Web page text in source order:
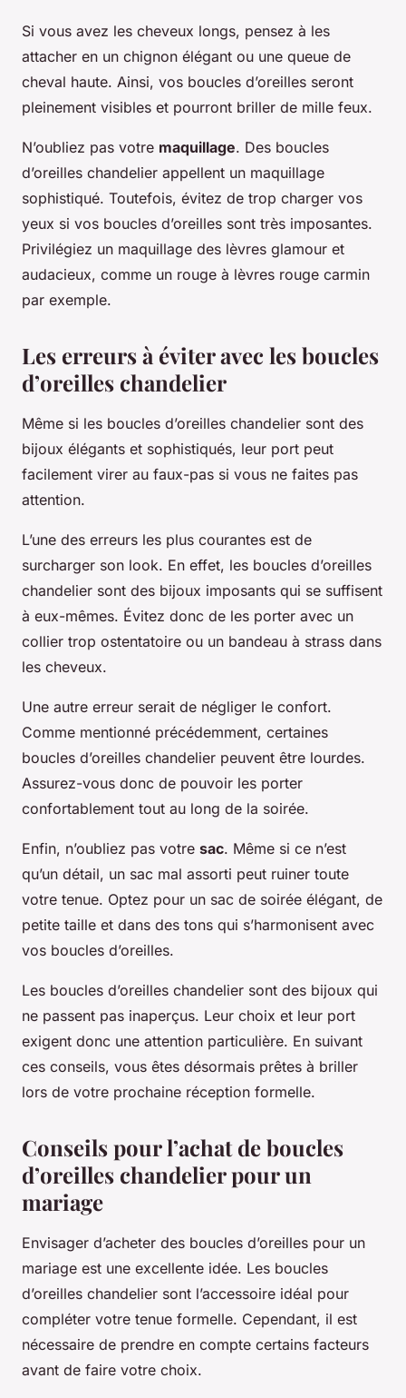
Si vous avez les cheveux longs, pensez à les
attacher en un chignon élégant ou une queue de
cheval haute. Ainsi, vos boucles d’oreilles seront
pleinement visibles et pourront briller de mille feux.
N’oubliez pas votre maquillage. Des boucles
d’oreilles chandelier appellent un maquillage
sophistiqué. Toutefois, évitez de trop charger vos
yeux si vos boucles d’oreilles sont très imposantes.
Privilégiez un maquillage des lèvres glamour et
audacieux, comme un rouge à lèvres rouge carmin
par exemple.
Les erreurs à éviter avec les boucles
d’oreilles chandelier
Même si les boucles d’oreilles chandelier sont des
bijoux élégants et sophistiqués, leur port peut
facilement virer au faux-pas si vous ne faites pas
attention.
L’une des erreurs les plus courantes est de
surcharger son look. En effet, les boucles d’oreilles
chandelier sont des bijoux imposants qui se suffisent
à eux-mêmes. Évitez donc de les porter avec un
collier trop ostentatoire ou un bandeau à strass dans
les cheveux.
Une autre erreur serait de négliger le confort.
Comme mentionné précédemment, certaines
boucles d’oreilles chandelier peuvent être lourdes.
Assurez-vous donc de pouvoir les porter
confortablement tout au long de la soirée.
Enfin, n’oubliez pas votre sac. Même si ce n’est
qu’un détail, un sac mal assorti peut ruiner toute
votre tenue. Optez pour un sac de soirée élégant, de
petite taille et dans des tons qui s’harmonisent avec
vos boucles d’oreilles.
Les boucles d’oreilles chandelier sont des bijoux qui
ne passent pas inaperçus. Leur choix et leur port
exigent donc une attention particulière. En suivant
ces conseils, vous êtes désormais prêtes à briller
lors de votre prochaine réception formelle.
Conseils pour l’achat de boucles
d’oreilles chandelier pour un
mariage
Envisager d’acheter des boucles d’oreilles pour un
mariage est une excellente idée. Les boucles
d’oreilles chandelier sont l’accessoire idéal pour
compléter votre tenue formelle. Cependant, il est
nécessaire de prendre en compte certains facteurs
avant de faire votre choix.